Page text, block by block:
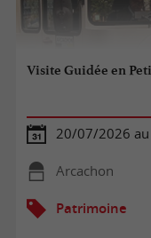
Visite Guidée en
20/07/2026
Arcachon
Patrimoine